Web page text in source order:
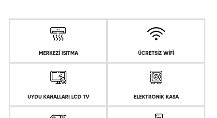
MERKEZİ ISITMA ÜCRETSİZ WİFİ
UYDU KANALLARI LCD TV ELEKTRONİK KASA